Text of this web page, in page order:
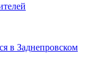
в Заднепровском